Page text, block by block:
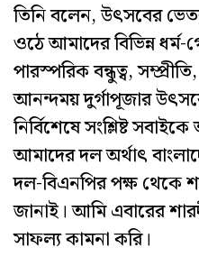
তিনি বলেন, উৎসবের
ওঠে আমাদের বিভিন্ন ধর্ম-
পারস্পরিক বন্ধুত্ব,
আনন্দময় দুর্গাপূজার উৎসবে
নির্বিশেষে সংশ্লিষ্ট
আমাদের দল অর্থাৎ
দল-বিএনপির পক্ষ থেকে
জানাই। আমি এবারের
সাফল্য কামনা করি।